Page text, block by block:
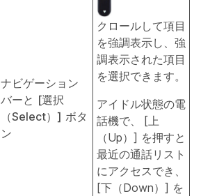
ナビゲーション
バーと [選択
（Select）] ボタ
ン
クロールして項目
を強調表示し、強
調表示された項目
を選択できます。
アイドル状態の電
話機で、
[上
（Up）] を押すと
最近の通話リスト
にアクセスでき、
[下（Down）] を